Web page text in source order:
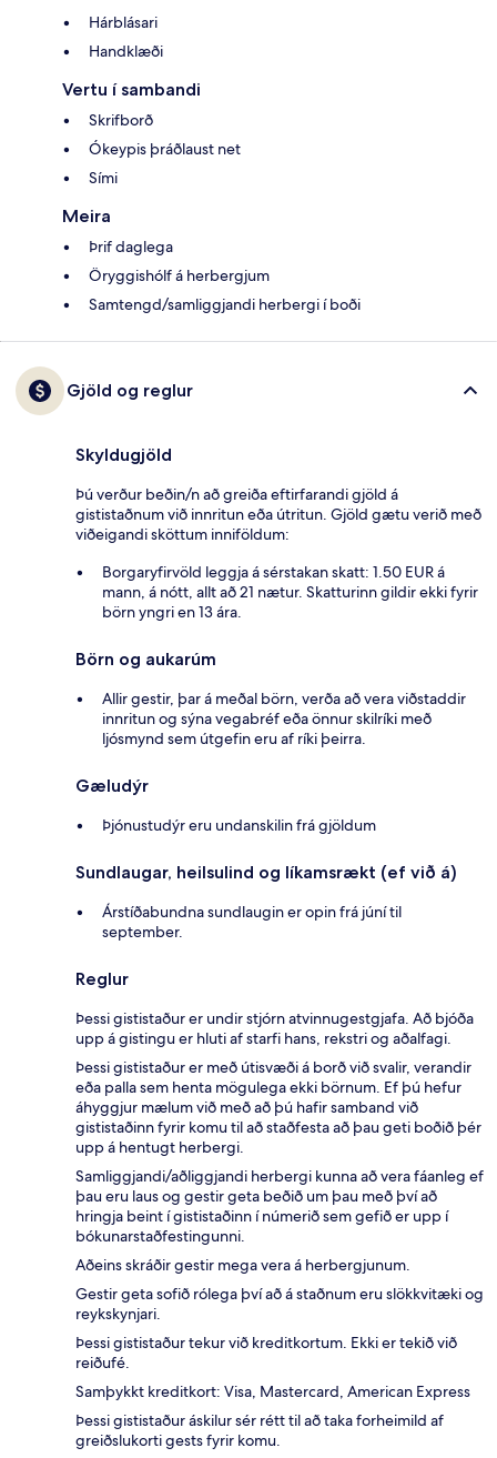
Hárblásari
Handklæði
Vertu í sambandi
Skrifborð
Ókeypis þráðlaust net
Sími
Meira
Þrif daglega
Öryggishólf á herbergjum
Samtengd/samliggjandi herbergi í boði
Gjöld og reglur
Skyldugjöld
Þú verður beðin/n að greiða eftirfarandi gjöld á
gististaðnum við innritun eða útritun. Gjöld gætu verið með
viðeigandi sköttum inniföldum:
Borgaryfirvöld leggja á sérstakan skatt: 1.50 EUR á
mann, á nótt, allt að 21 nætur. Skatturinn gildir ekki fyrir
börn yngri en 13 ára.
Börn og aukarúm
Allir gestir, þar á meðal börn, verða að vera viðstaddir
innritun og sýna vegabréf eða önnur skilríki með
ljósmynd sem útgefin eru af ríki þeirra.
Gæludýr
Þjónustudýr eru undanskilin frá gjöldum
Sundlaugar, heilsulind og líkamsrækt (ef við á)
Árstíðabundna sundlaugin er opin frá júní til
september.
Reglur
Þessi gististaður er undir stjórn atvinnugestgjafa. Að bjóða
upp á gistingu er hluti af starfi hans, rekstri og aðalfagi.
Þessi gististaður er með útisvæði á borð við svalir, verandir
eða palla sem henta mögulega ekki börnum. Ef þú hefur
áhyggjur mælum við með að þú hafir samband við
gististaðinn fyrir komu til að staðfesta að þau geti boðið þér
upp á hentugt herbergi.
Samliggjandi/aðliggjandi herbergi kunna að vera fáanleg ef
þau eru laus og gestir geta beðið um þau með því að
hringja beint í gististaðinn í númerið sem gefið er upp í
bókunarstaðfestingunni.
Aðeins skráðir gestir mega vera á herbergjunum.
Gestir geta sofið rólega því að á staðnum eru slökkvitæki og
reykskynjari.
Þessi gististaður tekur við kreditkortum. Ekki er tekið við
reiðufé.
Samþykkt kreditkort: Visa, Mastercard, American Express
Þessi gististaður áskilur sér rétt til að taka forheimild af
greiðslukorti gests fyrir komu.